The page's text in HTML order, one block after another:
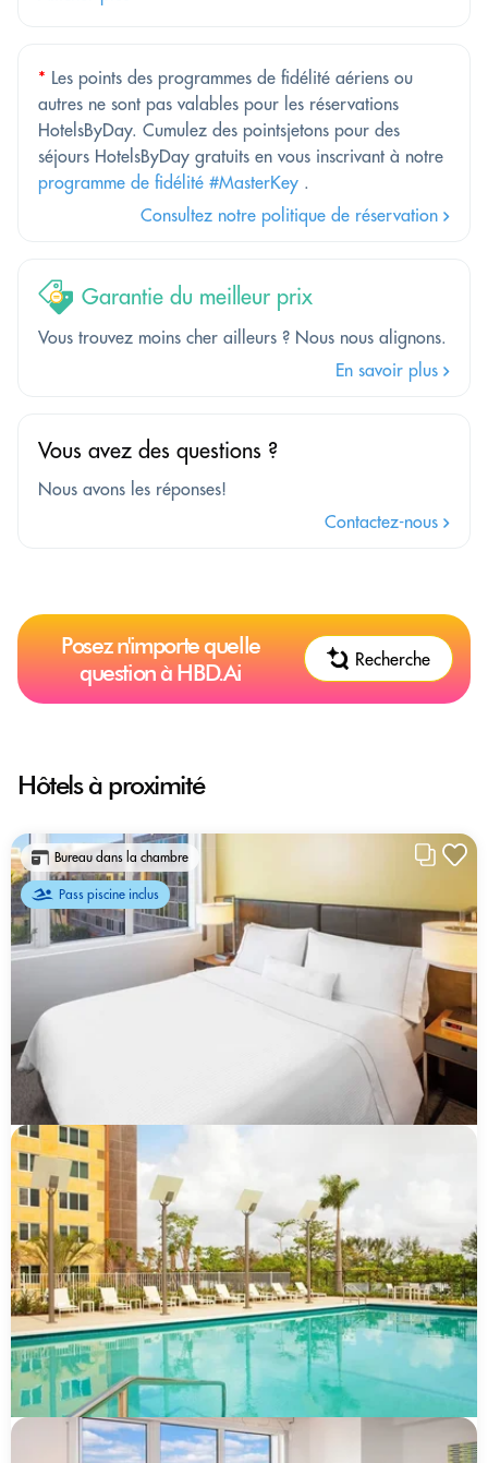
* Les points des programmes de fidélité aériens ou
autres ne sont pas valables pour les réservations
HotelsByDay. Cumulez des pointsjetons pour des
séjours HotelsByDay gratuits en vous inscrivant à notre
programme de fidélité #MasterKey .
Consultez notre politique de réservation
Garantie du meilleur prix
Vous trouvez moins cher ailleurs ? Nous nous alignons.
En savoir plus
Vous avez des questions ?
Nous avons les réponses!
Contactez-nous
Posez n'importe quelle
question à HBD.Ai
Recherche
Hôtels à proximité
Bureau dans la chambre
Pass piscine inclus